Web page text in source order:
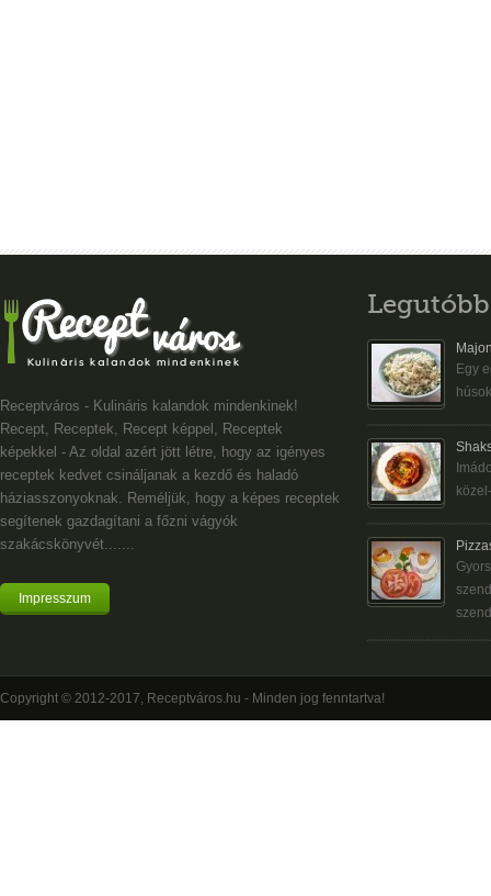
Receptváros - Kulináris kalandok mindenkinek!
Recept, Receptek, Recept képpel, Receptek
képekkel - Az oldal azért jött létre, hogy az igényes
receptek kedvet csináljanak a kezdő és haladó
háziasszonyoknak. Reméljük, hogy a képes receptek
segítenek gazdagítani a főzni vágyók
szakácskönyvét.......
Impresszum
Egy
Copyright © 2012-2017, Receptváros.hu - Minden jog fenntartva!